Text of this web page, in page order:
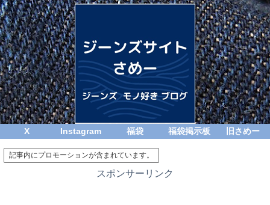
X Instagram 福袋 福袋掲示板 旧さめー
記事内にプロモーションが含まれています。
スポンサーリンク